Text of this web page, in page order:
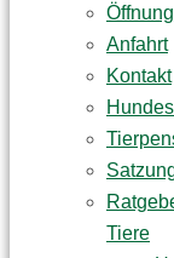
Anfahrt
Kontakt
Tiere